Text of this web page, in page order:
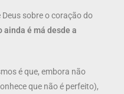
sobre o coração do
ainda é má desde a
é que, embora não
que não é perfeito),